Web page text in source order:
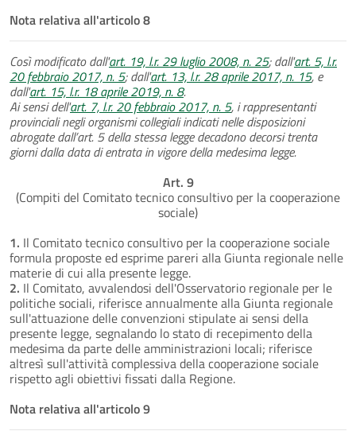
Nota relativa all'articolo 8
Così modificato dall'art. 19, l.r. 29 luglio 2008, n. 25; dall'art. 5, l.r.
20 febbraio 2017, n. 5; dall'art. 13, l.r. 28 aprile 2017, n. 15, e
dall'art. 15, l.r. 18 aprile 2019, n. 8.
Ai sensi dell'art. 7, l.r. 20 febbraio 2017, n. 5, i rappresentanti
provinciali negli organismi collegiali indicati nelle disposizioni
abrogate dall’art. 5 della stessa legge decadono decorsi trenta
giorni dalla data di entrata in vigore della medesima legge.
Art. 9
(Compiti del Comitato tecnico consultivo per la cooperazione
sociale)
1. Il Comitato tecnico consultivo per la cooperazione sociale
formula proposte ed esprime pareri alla Giunta regionale nelle
materie di cui alla presente legge.
2. Il Comitato, avvalendosi dell'Osservatorio regionale per le
politiche sociali, riferisce annualmente alla Giunta regionale
sull'attuazione delle convenzioni stipulate ai sensi della
presente legge, segnalando lo stato di recepimento della
medesima da parte delle amministrazioni locali; riferisce
altresì sull'attività complessiva della cooperazione sociale
rispetto agli obiettivi fissati dalla Regione.
Nota relativa all'articolo 9